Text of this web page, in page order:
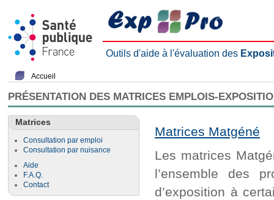
Outils d'aide à l'évaluation des
Accueil
PRÉSENTATION DES MATRICES EMPLOIS-
Matrices
Consultation par emploi
Consultation par nuisance
Aide
F.A.Q.
Contact
Matrices Matgéné
Les matrices
l’ensemble des
d’exposition à